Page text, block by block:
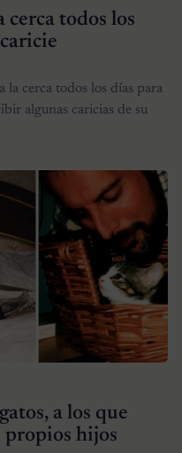
cerca todos los
la cerca todos los días para
algunas caricias de su
a los que
propios hijos